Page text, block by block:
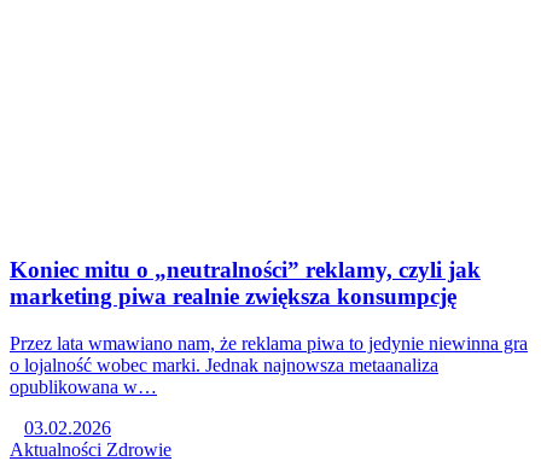
Koniec mitu o „neutralności” reklamy, czyli jak
marketing piwa realnie zwiększa konsumpcję
Przez lata wmawiano nam, że reklama piwa to jedynie niewinna gra
o lojalność wobec marki. Jednak najnowsza metaanaliza
opublikowana w…
03.02.2026
Aktualności Zdrowie